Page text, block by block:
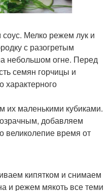
Мелко режем лук и
с разогретым
небольшом огне. Перед
семян горчицы и
их маленькими кубиками.
добавляем
великолепие время от
кипятком и снимаем
и режем мякоть все теми